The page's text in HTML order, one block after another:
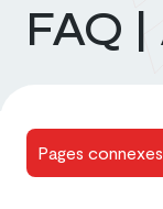
FAQ
Pages connexes